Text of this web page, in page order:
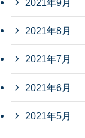
2021年9月
2021年8月
2021年7月
2021年6月
2021年5月